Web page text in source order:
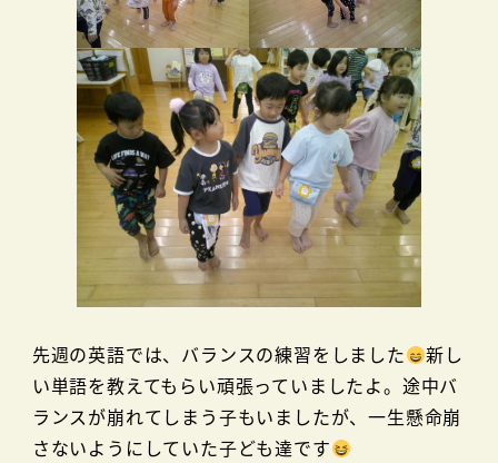
先週の英語では、バランスの練習をしました
新し
い単語を教えてもらい頑張っていましたよ。途中バ
ランスが崩れてしまう子もいましたが、一生懸命崩
さないようにしていた子ども達です